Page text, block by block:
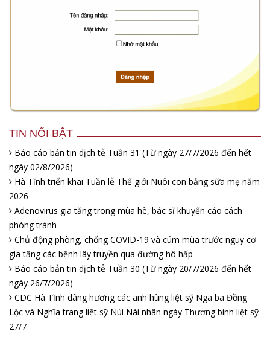
TIN NỔI BẬT
Báo cáo bản tin dịch tễ Tuần 31 (Từ ngày 27/7/2026 đến hết
ngày 02/8/2026)
Hà Tĩnh triển khai Tuần lễ Thế giới Nuôi con bằng sữa mẹ năm
2026
Adenovirus gia tăng trong mùa hè, bác sĩ khuyến cáo cách
phòng tránh
Chủ động phòng, chống COVID-19 và cúm mùa trước nguy cơ
gia tăng các bệnh lây truyền qua đường hô hấp
Báo cáo bản tin dịch tễ Tuần 30 (Từ ngày 20/7/2026 đến hết
ngày 26/7/2026)
CDC Hà Tĩnh dâng hương các anh hùng liệt sỹ Ngã ba Đồng
Lộc và Nghĩa trang liệt sỹ Núi Nài nhân ngày Thương binh liệt sỹ
27/7